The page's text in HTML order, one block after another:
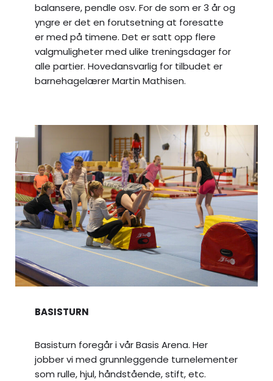
balansere, pendle osv. For de som er 3 år og
yngre er det en forutsetning at foresatte
er med på timene. Det er satt opp flere
valgmuligheter med ulike treningsdager for
alle partier. Hovedansvarlig for tilbudet er
barnehagelærer Martin Mathisen.
BASISTURN
Basisturn foregår i vår Basis Arena. Her
jobber vi med grunnleggende turnelementer
som rulle, hjul, håndstående, stift, etc.